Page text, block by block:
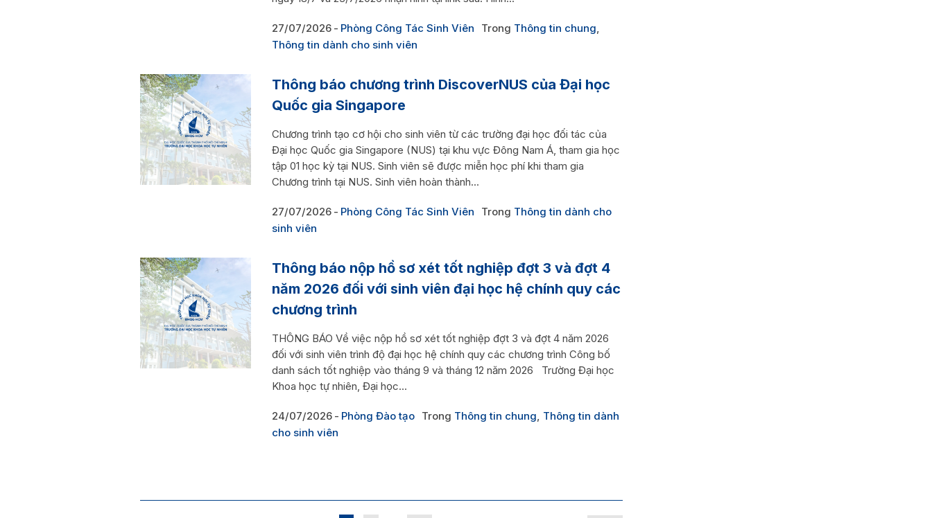
27/07/2026 Phòng Công Tác Sinh Viên Trong Thông tin chung,
Thông tin dành cho sinh viên
Thông báo chương trình DiscoverNUS của Đại học
Quốc gia Singapore
Chương trình tạo cơ hội cho sinh viên từ các trường đại học đối tác của
Đại học Quốc gia Singapore (NUS) tại khu vực Đông Nam Á, tham gia học
tập 01 học kỳ tại NUS. Sinh viên sẽ được miễn học phí khi tham gia
Chương trình tại NUS. Sinh viên hoàn thành...
27/07/2026 Phòng Công Tác Sinh Viên Trong Thông tin dành cho
sinh viên
Thông báo nộp hồ sơ xét tốt nghiệp đợt 3 và đợt 4
năm 2026 đối với sinh viên đại học hệ chính quy các
chương trình
THÔNG BÁO Về việc nộp hồ sơ xét tốt nghiệp đợt 3 và đợt 4 năm 2026
đối với sinh viên trình độ đại học hệ chính quy các chương trình Công bố
danh sách tốt nghiệp vào tháng 9 và tháng 12 năm 2026 Trường Đại học
Khoa học tự nhiên, Đại học...
24/07/2026 Phòng Đào tạo Trong Thông tin chung, Thông tin dành
cho sinh viên